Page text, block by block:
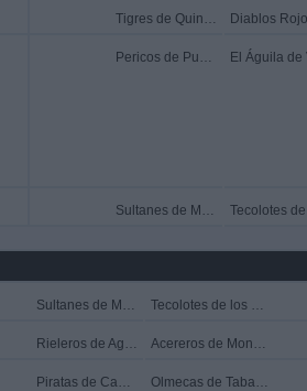
Tigres de Quintana Roo
Pericos de Puebla
Sultanes de Monterrey
Sultanes de Monterrey Tecolotes de los Dos Laredos
Rieleros de Aguascalientes Acereros de Monclova
Piratas de Campeche Olmecas de Tabasco